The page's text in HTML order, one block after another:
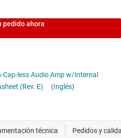
pedido ahora
Cap-less Audio Amp w/Internal
(Rev. E)
(Inglés)